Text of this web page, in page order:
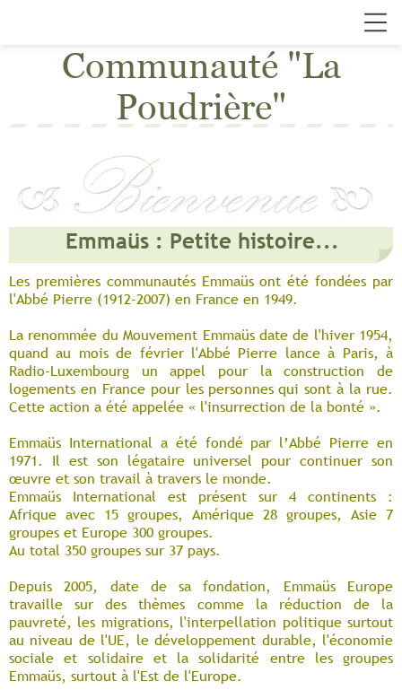
Communauté "La
Poudrière"
Emmaüs : Petite histoire...
Les premières communautés Emmaüs ont été fondées par
l'Abbé Pierre (1912-2007) en France en 1949.
La renommée du Mouvement Emmaüs date de l'hiver 1954,
quand au mois de février l'Abbé Pierre lance à Paris, à
Radio-Luxembourg un appel pour la construction de
logements en France pour les personnes qui sont à la rue.
Cette action a été appelée « l'insurrection de la bonté ».
Emmaüs International a été fondé par l’Abbé Pierre en
1971. Il est son légataire universel pour continuer son
œuvre et son travail à travers le monde.
Emmaüs International est présent sur 4 continents :
Afrique avec 15 groupes, Amérique 28 groupes, Asie 7
groupes et Europe 300 groupes.
Au total 350 groupes sur 37 pays.
Depuis 2005, date de sa fondation, Emmaüs Europe
travaille sur des thèmes comme la réduction de la
pauvreté, les migrations, l'interpellation politique surtout
au niveau de l'UE, le développement durable, l'économie
sociale et solidaire et la solidarité entre les groupes
Emmaüs, surtout à l'Est de l'Europe.